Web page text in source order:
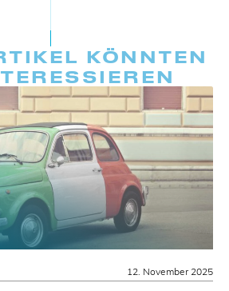
KÖNNTEN
12. November 2025